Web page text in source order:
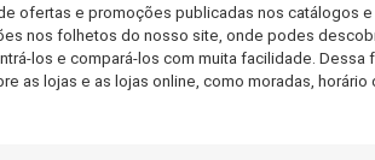
ofertas e promoções publicadas nos catálogos
nos folhetos do nosso site, onde podes
los e compará-los com muita facilidade.
as lojas e as lojas online, como moradas,